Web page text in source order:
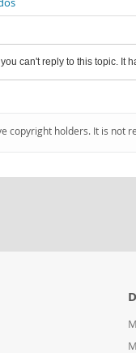
can't reply to this topic. It
holders. It is